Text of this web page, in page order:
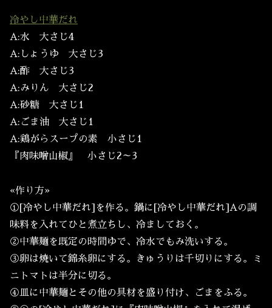
冷やし中華だれ
A:水 大さじ4
A:しょうゆ 大さじ3
A:酢 大さじ3
A:みりん 大さじ2
A:砂糖 大さじ1
A:ごま油 大さじ1
A:鶏がらスープの素 小さじ1
『肉味噌山椒』 小さじ2～3
«作り方»
①[冷やし中華だれ]を作る。鍋に[冷やし中華だれ]Aの調
味料を入れてひと煮立ちし、冷ましておく。
②中華麺を既定の時間ゆで、冷水でもみ洗いする。
③卵は焼いて錦糸卵にする。きゅうりは千切りにする。ミ
ニトマトは半分に切る。
④皿に中華麺とその他の具材を盛り付け、ごまをふる。